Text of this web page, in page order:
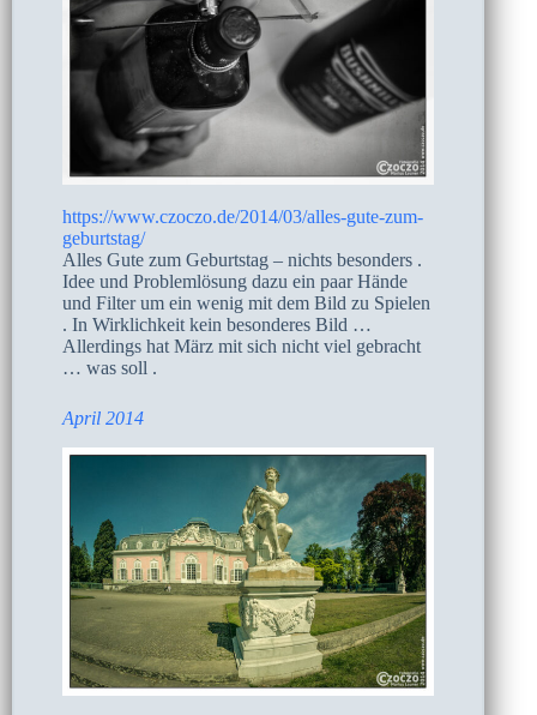
https://www.czoczo.de/2014/03/alles-gute-zum-
geburtstag/
Alles Gute zum Geburtstag – nichts besonders .
Idee und Problemlösung dazu ein paar Hände
und Filter um ein wenig mit dem Bild zu Spielen
. In Wirklichkeit kein besonderes Bild …
Allerdings hat März mit sich nicht viel gebracht
… was soll .
April 2014